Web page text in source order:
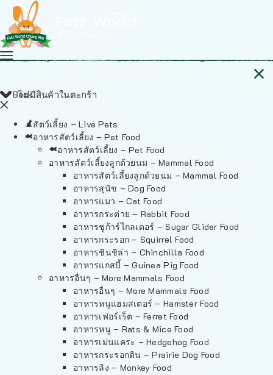
ไม่มีสินค้าในตะกร้า
Back
สัตว์เลี้ยง – Live Pets
อาหารสัตว์เลี้ยง – Pet Food
อาหารสัตว์เลี้ยง – Pet Food
อาหารสัตว์เลี้ยงลูกด้วยนม – Mammal Food
อาหารสัตว์เลี้ยงลูกด้วยนม – Mammal Food
อาหารสุนัข – Dog Food
อาหารแมว – Cat Food
อาหารกระต่าย – Rabbit Food
อาหารชูก้าร์ไกลเดอร์ – Sugar Glider Food
อาหารกระรอก – Squirrel Food
อาหารชินชิล่า – Chinchilla Food
อาหารแกสบี้ – Guinea Pig Food
อาหารอื่นๆ – More Mammals Food
อาหารอื่นๆ – More Mammals Food
อาหารหนูแฮมสเตอร์ – Hamster Food
อาหารเฟอร์เร็ต – Ferret Food
อาหารหนู – Rats & Mice Food
อาหารเม่นแคระ – Hedgehog Food
อาหารกระรอกดิน – Prairie Dog Food
อาหารลิง – Monkey Food